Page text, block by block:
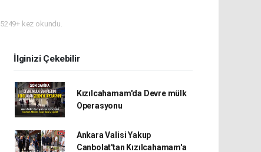
5249+ kez okundu.
İlginizi Çekebilir
Kızılcahamam'da Devre mülk
Operasyonu
Ankara Valisi Yakup
Canbolat'tan Kızılcahamam'a